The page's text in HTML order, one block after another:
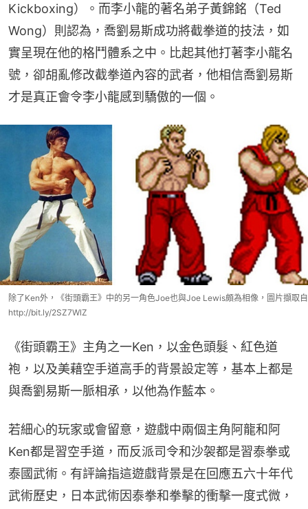
Kickboxing）。而李小龍的著名弟子黃錦銘（Ted
Wong）則認為，喬劉易斯成功將截拳道的技法，如
實呈現在他的格鬥體系之中。比起其他打著李小龍名
號，卻胡亂修改截拳道內容的武者，他相信喬劉易斯
才是真正會令李小龍感到驕傲的一個。
除了Ken外，《街頭霸王》中的另一角色Joe也與Joe Lewis頗為相像，圖片擷取自
http://bit.ly/2SZ7WlZ
《街頭霸王》主角之一Ken，以金色頭髮、紅色道
袍，以及美藉空手道高手的背景設定等，基本上都是
與喬劉易斯一脈相承，以他為作藍本。
若細心的玩家或會留意，遊戲中兩個主角阿龍和阿
Ken都是習空手道，而反派司令和沙袈都是習泰拳或
泰國武術。有評論指這遊戲背景是在回應五六十年代
武術歷史，日本武術因泰拳和拳擊的衝擊一度式微，